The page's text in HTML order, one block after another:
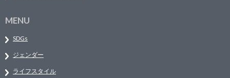
MENU
SDGs
ジェンダー
ライフスタイル